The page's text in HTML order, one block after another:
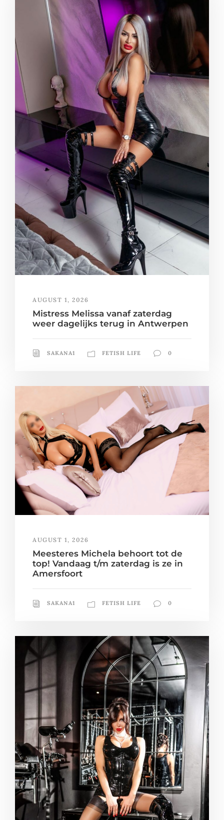
AUGUST 1, 2026
Mistress Melissa vanaf zaterdag
weer dagelijks terug in Antwerpen
SAKANA1 FETISH LIFE 0
AUGUST 1, 2026
Meesteres Michela behoort tot de
top! Vandaag t/m zaterdag is ze in
Amersfoort
SAKANA1 FETISH LIFE 0